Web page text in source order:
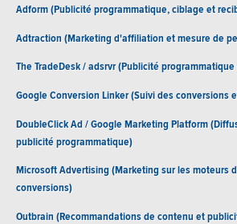
Adform (Publicité programmatique, ciblage et
Adtraction (Marketing d'affiliation et mesure de
The TradeDesk / adsrvr (Publicité
Google Conversion Linker (Suivi des
DoubleClick Ad / Google Marketing Platform
publicité programmatique)
Microsoft Advertising (Marketing sur les moteurs
conversions)
Outbrain (Recommandations de contenu et